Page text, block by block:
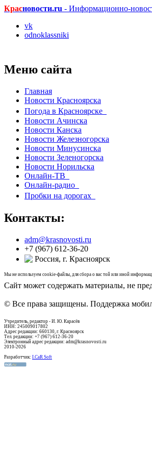
Красновости.ru - Информационно-
vk
odnoklassniki
Меню сайта
Главная
Новости Красноярска
Погода в Красноярске
Новости Ачинска
Новости Канска
Новости Железногорска
Новости Минусинска
Новости Зеленогорска
Новости Норильска
Онлайн-ТВ
Онлайн-радио
Пробки на дорогах
Контакты:
adm@krasnovosti.ru
+7 (967) 612-36-20
Россия, г. Красноярск
Мы не используем cookie-файлы, для сбора о вас той или иной
Сайт может содержать материалы, не
© Все права защищены. Поддержка
Учредитель, редактор - И. Ю. Карасёв
ИНН: 245009017802
Адрес редакции: 660130, г. Красноярск
Тел. редакции: +7 (967) 612-36-20
Электронный адрес редакции: adm@krasnovosti.ru
2010-2026
Разработчик: I.CaR Soft